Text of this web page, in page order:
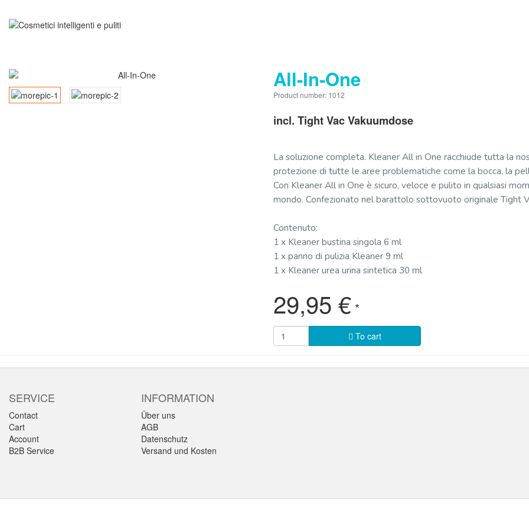
All-In-One
Product number: 1012
incl. Tight Vac Vakuumdose
La soluzione completa. Kleaner All in One racchiude tutta la
protezione di tutte le aree problematiche come la bocca, la
Con Kleaner All in One è sicuro, veloce e pulito in qualsiasi
mondo. Confezionato nel barattolo sottovuoto originale Tight
Contenuto:
1 x Kleaner bustina singola 6 ml
1 x panno di pulizia Kleaner 9 ml
1 x Kleaner urea urina sintetica 30 ml
29,95 € *
To cart
SERVICE
Contact
Cart
Account
B2B Service
INFORMATION
Über uns
AGB
Datenschutz
Versand und Kosten